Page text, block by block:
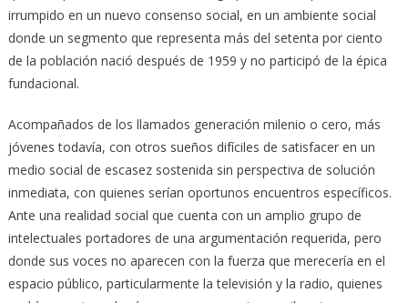
irrumpido en un nuevo consenso social, en un ambiente social
donde un segmento que representa más del setenta por ciento
de la población nació después de 1959 y no participó de la épica
fundacional.
Acompañados de los llamados generación milenio o cero, más
jóvenes todavía, con otros sueños difíciles de satisfacer en un
medio social de escasez sostenida sin perspectiva de solución
inmediata, con quienes serían oportunos encuentros específicos.
Ante una realidad social que cuenta con un amplio grupo de
intelectuales portadores de una argumentación requerida, pero
donde sus voces no aparecen con la fuerza que merecería en el
espacio público, particularmente la televisión y la radio, quienes